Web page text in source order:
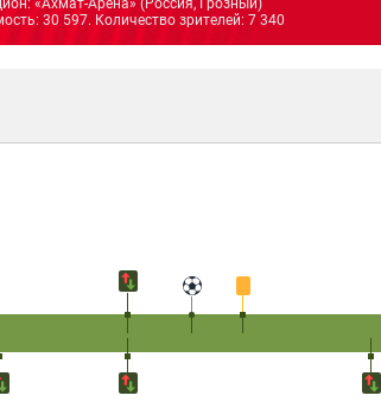
«​Ахмат-Арена​» (Россия, Грозный)
30 597. Количество зрителей: 7 340